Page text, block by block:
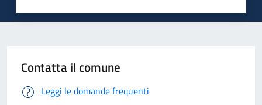
Contatta il comune
Leggi le domande frequenti